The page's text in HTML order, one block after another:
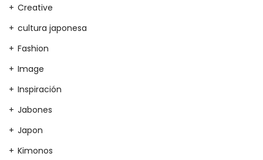
Creative
cultura japonesa
Fashion
Image
Inspiración
Jabones
Japon
Kimonos